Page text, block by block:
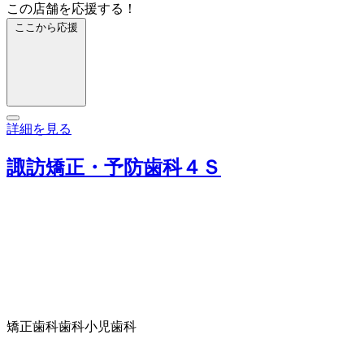
この店舗を応援する！
ここから応援
詳細を見る
諏訪矯正・予防歯科４Ｓ
矯正歯科歯科小児歯科